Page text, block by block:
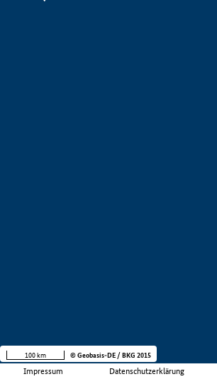
Impressum Datenschutzerklärung
100 km © Geobasis-DE / BKG 2015